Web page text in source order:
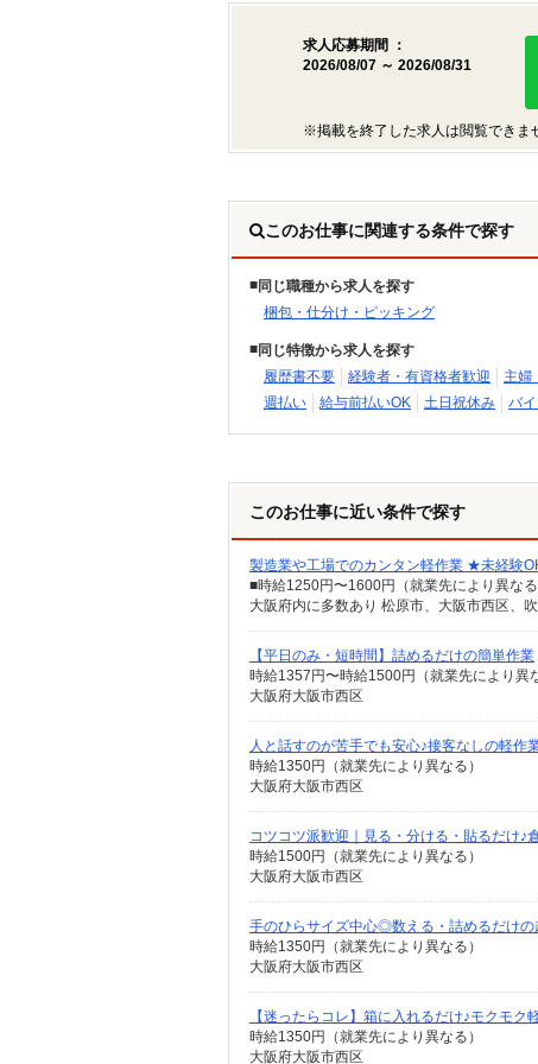
求人応募期間 ：
2026/08/07 ～ 2026/08/31
※掲載を終了した求人は閲覧できま
このお仕事に関連する条件で探す
同じ職種から求人を探す
梱包・仕分け・ピッキング
同じ特徴から求人を探す
履歴書不要
経験者・有資格者歓迎 主婦
週払い
給与前払いOK 土日祝休み バ
このお仕事に近い条件で探す
製造業や工場でのカンタン軽作業 ★未経験
■時給1250円〜1600円（就業先により異な
大阪府内に多数あり 松原市、大阪市西区、
【平日のみ・短時間】詰めるだけの簡単作業
時給1357円〜時給1500円（就業先により異
大阪府大阪市西区
人と話すのが苦手でも安心♪接客なしの軽作
時給1350円（就業先により異なる）
大阪府大阪市西区
コツコツ派歓迎｜見る・分ける・貼るだけ♪
時給1500円（就業先により異なる）
大阪府大阪市西区
手のひらサイズ中心◎数える・詰めるだけの
時給1350円（就業先により異なる）
大阪府大阪市西区
【迷ったらコレ】箱に入れるだけ♪モクモク
時給1350円（就業先により異なる）
大阪府大阪市西区